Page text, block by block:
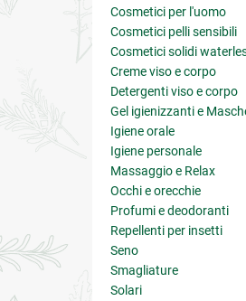
Cosmetici per l'uomo
Cosmetici pelli sensibili
Cosmetici solidi
Creme viso e corpo
Detergenti viso e corpo
Gel igienizzanti e
Igiene orale
Igiene personale
Massaggio e Relax
Occhi e orecchie
Profumi e deodoranti
Repellenti per insetti
Seno
Smagliature
Solari